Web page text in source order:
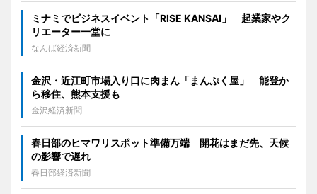
ミナミでビジネスイベント「RISE KANSAI」 起業家やク
リエーター一堂に
なんば経済新聞
金沢・近江町市場入り口に肉まん「まんぷく屋」 能登か
ら移住、熊本支援も
金沢経済新聞
春日部のヒマワリスポット準備万端 開花はまだ先、天候
の影響で遅れ
春日部経済新聞